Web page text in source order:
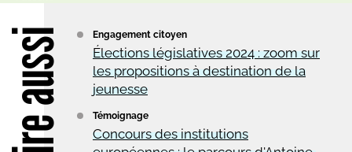
Engagement citoyen
Élections législatives 2024 : zoom sur
les propositions à destination de la
jeunesse
Témoignage
Concours des institutions